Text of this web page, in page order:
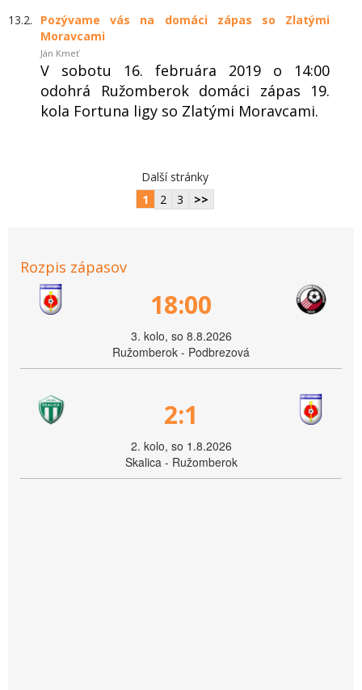
13.2.
Pozývame vás na domáci zápas so Zlatými
Moravcami
Ján Kmeť
V sobotu 16. februára 2019 o 14:00
odohrá Ružomberok domáci zápas 19.
kola Fortuna ligy so Zlatými Moravcami.
Další stránky
1
2 3 >>
Rozpis zápasov
18:00
3. kolo, so 8.8.2026
Ružomberok - Podbrezová
2:1
2. kolo, so 1.8.2026
Skalica - Ružomberok